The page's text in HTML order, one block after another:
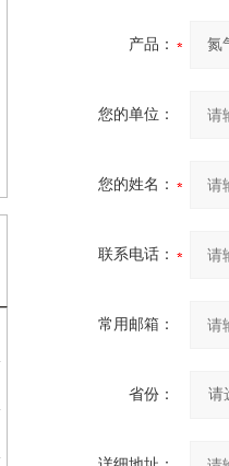
产品：
您的单位：
您的姓名：
联系电话：
常用邮箱：
省份：